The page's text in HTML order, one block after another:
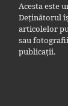
Acesta este
Deținătorul
articolelor
sau
publicații.